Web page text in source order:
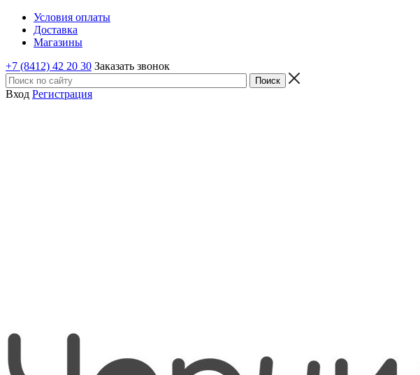
Условия оплаты
Доставка
Магазины
+7 (8412) 42 20 30 Заказать звонок
Вход Регистрация